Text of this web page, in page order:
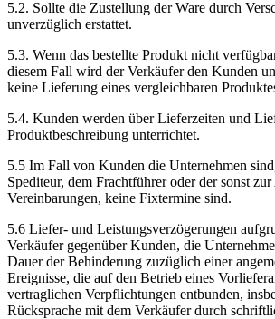
5.2. Sollte die Zustellung der Ware durch
unverzüglich erstattet.
5.3. Wenn das bestellte Produkt nicht
diesem Fall wird der Verkäufer den Kunden
keine Lieferung eines vergleichbaren
5.4. Kunden werden über Lieferzeiten und
Produktbeschreibung unterrichtet.
5.5 Im Fall von Kunden die Unternehmen
Spediteur, dem Frachtführer oder der sonst
Vereinbarungen, keine Fixtermine sind.
5.6 Liefer- und Leistungsverzögerungen
Verkäufer gegenüber Kunden, die
Dauer der Behinderung zuzüglich einer
Ereignisse, die auf den Betrieb eines
vertraglichen Verpflichtungen entbunden,
Rücksprache mit dem Verkäufer durch